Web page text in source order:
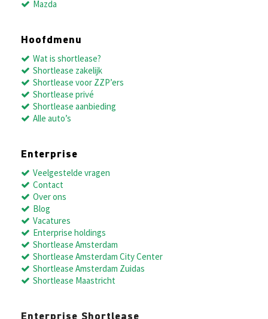
Mazda
Hoofdmenu
Wat is shortlease?
Shortlease zakelijk
Shortlease voor ZZP’ers
Shortlease privé
Shortlease aanbieding
Alle auto’s
Enterprise
Veelgestelde vragen
Contact
Over ons
Blog
Vacatures
Enterprise holdings
Shortlease Amsterdam
Shortlease Amsterdam City Center
Shortlease Amsterdam Zuidas
Shortlease Maastricht
Enterprise Shortlease